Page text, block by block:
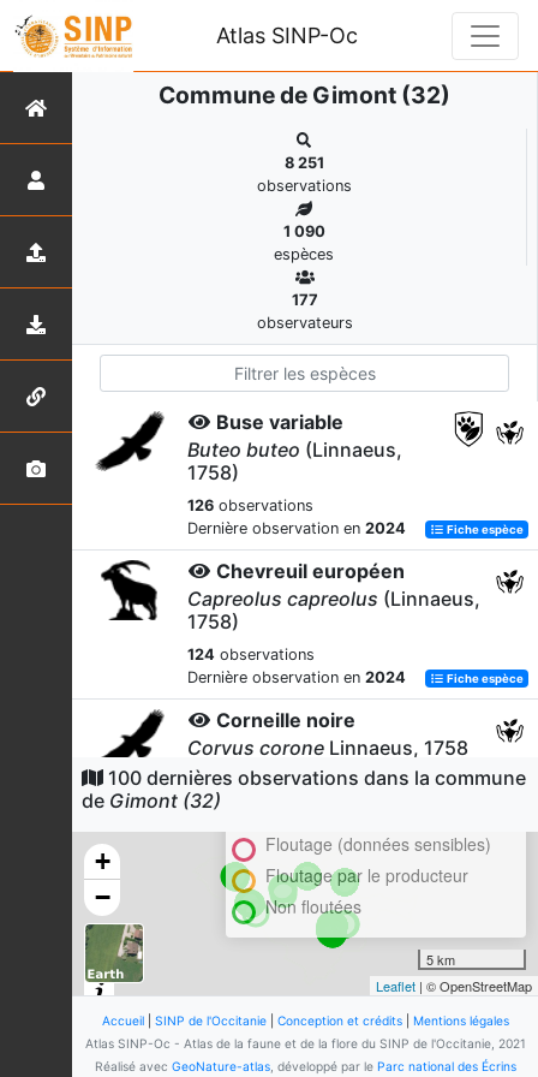
Atlas SINP-Oc
Commune de Gimont (32)
8 251
observations
1 090
espèces
177
observateurs
Buse variable
Buteo buteo (Linnaeus,
1758)
126 observations
Dernière observation en 2024 Fiche espèce
Chevreuil européen
Capreolus capreolus (Linnaeus,
1758)
124 observations
Dernière observation en 2024 Fiche espèce
Corneille noire
Corvus corone Linnaeus, 1758
115observations
Dernière observation en
Pélophylax
PelophylaxFitzinger, 1843
observations
Dernière observation en
Rainette méridionale
(La)
Hyla meridionalisBöttger, 1874
100 dernières observations dans la commune
de Gimont (32)
+
−
Cluster
Floutage (données sensibles)
Floutage par le producteur
Non floutées
5 km
Leaflet | © OpenStreetMap
Accueil| SINP de l'Occitanie| Conception et crédits| Mentions légales
Atlas SINP-Oc - Atlas de la faune et de la flore du SINP de l'Occitanie, 2021
Réalisé avec GeoNature-atlas, développé par le Parc national des Écrins